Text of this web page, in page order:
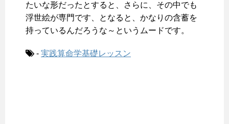
たいな形だったとすると、さらに、その中でも
浮世絵が専門です、となると、かなりの含蓄を
持っているんだろうな～というムードです。
- 実践算命学基礎レッスン